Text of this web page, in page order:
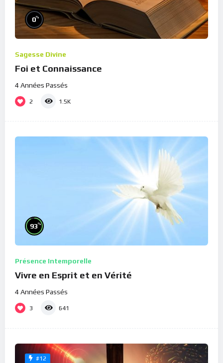
0%
Sagesse Divine
Foi et Connaissance
4 Années Passés
2 1.5K
93%
Présence Intemporelle
Vivre en Esprit et en Vérité
4 Années Passés
3 641
#12